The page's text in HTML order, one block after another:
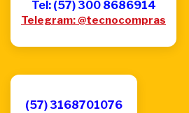
Tel: (57) 300 8686914
Telegram: @tecnocompras
(57) 3168701076